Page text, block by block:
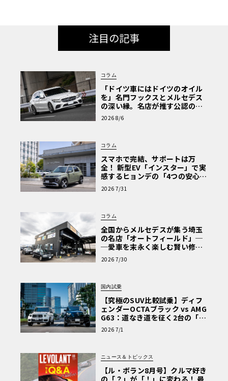
注目の記事
コラム
「ドイツ車にはドイツのオイル
を」名門フックスとメルセデス
の深い縁。名店が推す公認の安
心と、Cクラスで味わうシルキー
な走り〈PR〉
2026 8/6
コラム
スマホで完結、サポートは万
全！ 新型EV「インスター」で実
感するヒョンデの「4つの安心」
【第1回・ヒョンデ6つの疑問：
Why? Hyundai?】〈PR〉
2026 7/31
コラム
全国からメルセデスが集う埼玉
の名店「オートフィールド」─
─愛車を末永く楽しむ賢い修理
術と、プロがフックス製オイル
を選ぶ理由〈PR〉
2026 7/30
国内試乗
【究極のSUV比較試乗】ディフ
ェンダーOCTAブラック vs AMG
G63：道なき道を征く2台の「対
極的アプローチ」
2026 7/1
ニュース＆トピックス
【ル・ボラン8月号】クルマ好き